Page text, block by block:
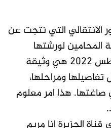
الانتقالي التي نتجت عن
المحامين لورشتها
المنعقدة بتاريخ ٨ -١٠ أغسطس ٢٠٢٢ هي وثيقة
ومراحلها،
صاغتها. هذا امر معلوم